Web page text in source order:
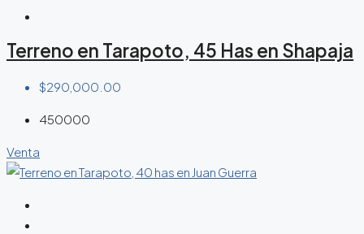
Terreno en Tarapoto, 45 Has en Shapaja
$290,000.00
450000
Venta